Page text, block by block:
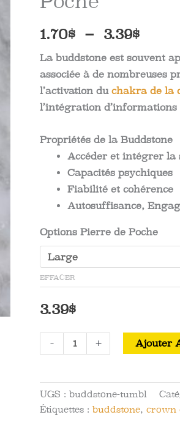
1.70$ – 3.39$Plage
de
prix :
1.70$
à
3.39$
La buddstone est souvent
associée à de nombreuses
l’activation du chakra de la
l’intégration d’informations
Propriétés de la Buddstone
Accéder et intégrer la
Capacités psychiques
Fiabilité et cohérence
Autosuffisance,
Options Pierre de Poche
EFFACER
3.39$
-
quantité
de
Roulée
Pierre
+ Ajouter
UGS : buddstone-tumbl
Étiquettes : buddstone, crown